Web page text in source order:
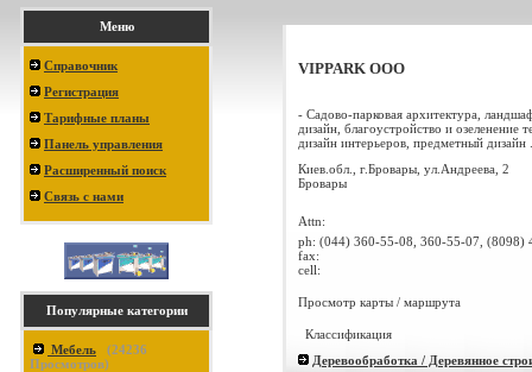
Меню
Справочник
Регистрация
Тарифные планы
Панель управления
Расширенный поиск
Связь с нами
Популярные категории
Мебель (24236
Просмотров)
VIPPARK ООО
- Садово-парковая архитектура,
дизайн, благоустройство и озеленение
дизайн интерьеров, предметный дизайн
Киев.обл., г.Бровары, ул.Андреева, 2
Бровары
Attn:
ph: (044) 360-55-08, 360-55-07, (8098)
fax:
cell:
Просмотр карты / маршрута
Классификация
Деревообработка / Деревянное